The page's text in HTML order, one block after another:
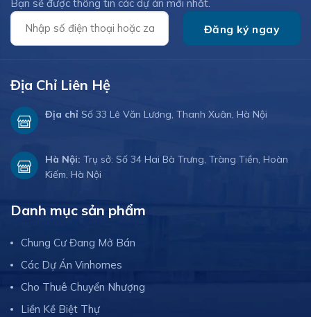
Bạn sẽ được thông tin các dự án mới nhất.
Địa Chỉ Liên Hệ
Địa chỉ Số 33 Lê Văn Lương, Thanh Xuân, Hà Nội
Hà Nội: Trụ sở: Số 34 Hai Bà Trưng, Tràng Tiền, Hoàn
Kiếm, Hà Nội
Danh mục sản phẩm
Chung Cư Đang Mở Bán
Các Dự Án Vinhomes
Cho Thuê Chuyển Nhượng
Liền Kề Biệt Thự